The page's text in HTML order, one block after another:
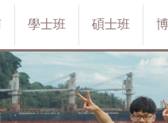
學士班 碩士班